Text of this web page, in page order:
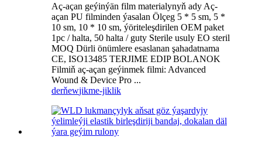
Aç-açan geýinýän film materialynyň ady Aç-
açan PU filminden ýasalan Ölçeg 5 * 5 sm, 5 *
10 sm, 10 * 10 sm, ýöriteleşdirilen OEM paket
1pc / halta, 50 halta / guty Sterile usuly EO steril
MOQ Dürli önümlere esaslanan şahadatnama
CE, ISO13485 TERJIME EDIP BOLANOK
Filmiň aç-açan geýinmek filmi: Advanced
Wound & Device Pro ...
derňewjikme-jiklik